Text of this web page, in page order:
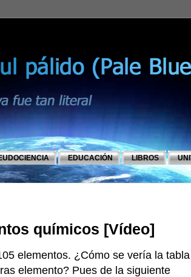
EDUCACIÓN LIBROS
químicos [Vídeo]
elementos. ¿Cómo se vería la tabla
elemento? Pues de la siguiente